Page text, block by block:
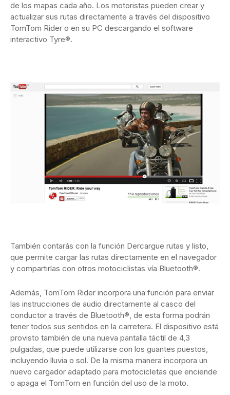
de los mapas cada año. Los motoristas pueden crear y
actualizar sus rutas directamente a través del dispositivo
TomTom Rider o en su PC descargando el software
interactivo Tyre®.
También contarás con la función Dercargue rutas y listo,
que permite cargar las rutas directamente en el navegador
y compartirlas con otros motociclistas vía Bluetooth®.
Además, TomTom Rider incorpora una función para enviar
las instrucciones de audio directamente al casco del
conductor a través de Bluetooth®, de esta forma podrán
tener todos sus sentidos en la carretera. El dispositivo está
provisto también de una nueva pantalla táctil de 4,3
pulgadas, que puede utilizarse con los guantes puestos,
incluyendo lluvia o sol. De la misma manera incorpora un
nuevo cargador adaptado para motocicletas que enciende
o apaga el TomTom en función del uso de la moto.